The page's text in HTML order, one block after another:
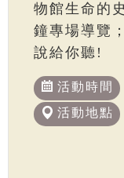
物館生命的
鐘專場導覽
說給你聽!
活動時間
活動地點